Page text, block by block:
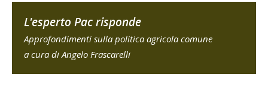
L'esperto Pac risponde
Approfondimenti sulla politica agricola comune
a cura di Angelo Frascarelli